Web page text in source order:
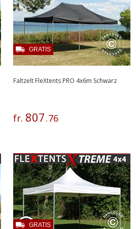
Faltzelt FleXtents PRO 4x6m Schwarz
fr. 807.76
GRATIS
GRATIS